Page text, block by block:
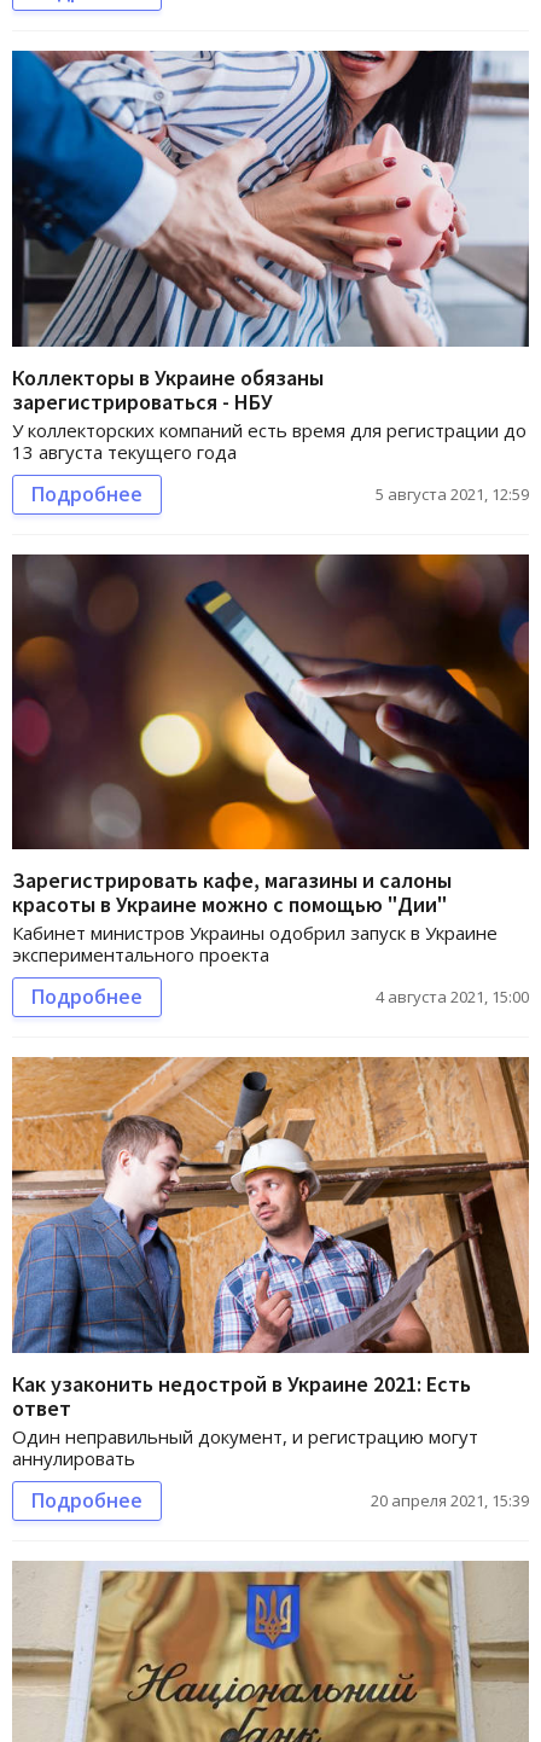
Коллекторы в Украине обязаны
зарегистрироваться - НБУ
У коллекторских компаний есть время для регистрации до
13 августа текущего года
Подробнее 5 августа 2021, 12:59
Зарегистрировать кафе, магазины и салоны
красоты в Украине можно с помощью "Дии"
Кабинет министров Украины одобрил запуск в Украине
экспериментального проекта
Подробнее 4 августа 2021, 15:00
Как узаконить недострой в Украине 2021: Есть
ответ
Один неправильный документ, и регистрацию могут
аннулировать
Подробнее 20 апреля 2021, 15:39